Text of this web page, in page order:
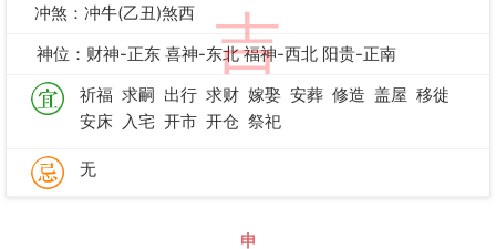
吉
冲煞：冲牛(乙丑)煞西
神位：财神-正东 喜神-东北 福神-西北 阳贵-正南
祈福 求嗣 出行 求财 嫁娶 安葬 修造 盖屋 移徙
安床 入宅 开市 开仓 祭祀
无
申